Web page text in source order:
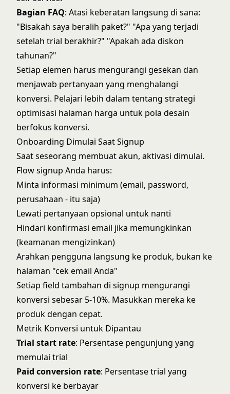
Bagian FAQ: Atasi keberatan langsung di sana:
"Bisakah saya beralih paket?" "Apa yang terjadi
setelah trial berakhir?" "Apakah ada diskon
tahunan?"
Setiap elemen harus mengurangi gesekan dan
menjawab pertanyaan yang menghalangi
konversi. Pelajari lebih dalam tentang strategi
optimisasi halaman harga untuk pola desain
berfokus konversi.
Onboarding Dimulai Saat Signup
Saat seseorang membuat akun, aktivasi dimulai.
Flow signup Anda harus:
Minta informasi minimum (email, password,
perusahaan - itu saja)
Lewati pertanyaan opsional untuk nanti
Hindari konfirmasi email jika memungkinkan
(keamanan mengizinkan)
Arahkan pengguna langsung ke produk, bukan ke
halaman "cek email Anda"
Setiap field tambahan di signup mengurangi
konversi sebesar 5-10%. Masukkan mereka ke
produk dengan cepat.
Metrik Konversi untuk Dipantau
Trial start rate: Persentase pengunjung yang
memulai trial
Paid conversion rate: Persentase trial yang
konversi ke berbayar